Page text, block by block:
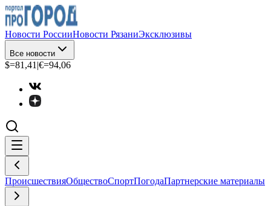
Новости РоссииНовости РязаниЭксклюзивы
Все новости
$=81,41 |€=94,06
ПроисшествияОбществоСпортПогодаПартнерские материалы